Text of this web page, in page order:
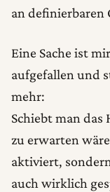
an definierbaren
Eine Sache ist
aufgefallen und
mehr:
Schiebt man
zu erwarten
aktiviert,
auch wirklich